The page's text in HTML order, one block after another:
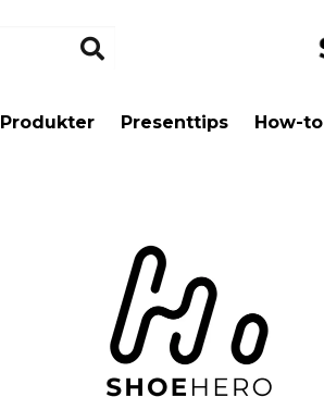
Produkter Presenttips How-to